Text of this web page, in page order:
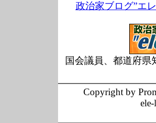
政治家ブログ”エ
国会議員、都道府
Copyright by